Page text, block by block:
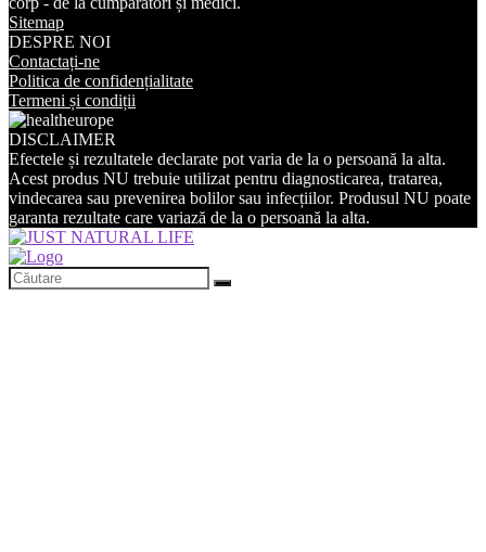
Sitemap
DESPRE NOI
Contactați-ne
Politica de confidențialitate
Termeni și condiții
DISCLAIMER
Efectele și rezultatele declarate pot varia de la o persoană la alta.
Acest produs NU trebuie utilizat pentru diagnosticarea, tratarea,
vindecarea sau prevenirea bolilor sau infecțiilor. Produsul NU poate
garanta rezultate care variază de la o persoană la alta.